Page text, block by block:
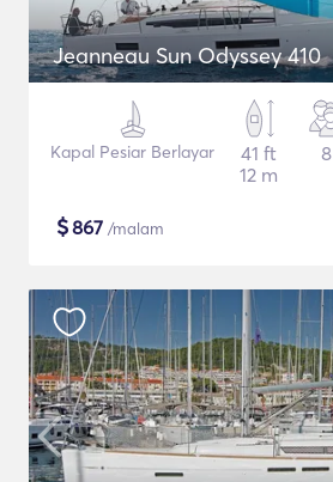
Jeanneau Sun Odyssey 410
Kapal Pesiar Berlayar
41 ft
12 m
8
$867 /malam